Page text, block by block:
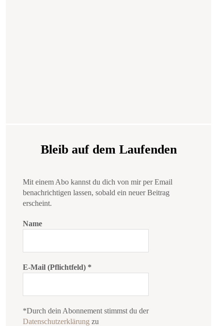
Bleib auf dem Laufenden
Mit einem Abo kannst du dich von mir per Email
benachrichtigen lassen, sobald ein neuer Beitrag
erscheint.
Name
E-Mail (Pflichtfeld) *
*Durch dein Abonnement stimmst du der
Datenschutzerklärung zu